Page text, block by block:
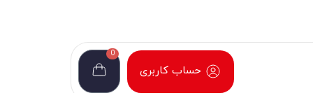
حساب کاربری
0